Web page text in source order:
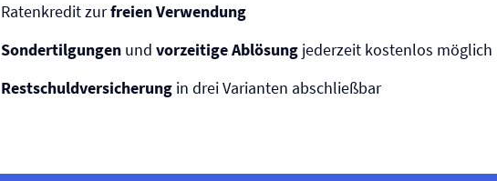
Ratenkredit zurfreien Verwendung
Sondertilgungen und vorzeitige Ablösung jederzeit kostenlos möglich
Restschuld­versicherung in drei Varianten abschließbar